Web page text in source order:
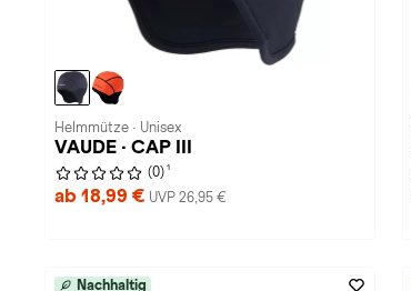
Helmmütze · Unisex
VAUDE · CAP III
(0) 1
ab 18,99 € UVP 26,95 €
Nachhaltig